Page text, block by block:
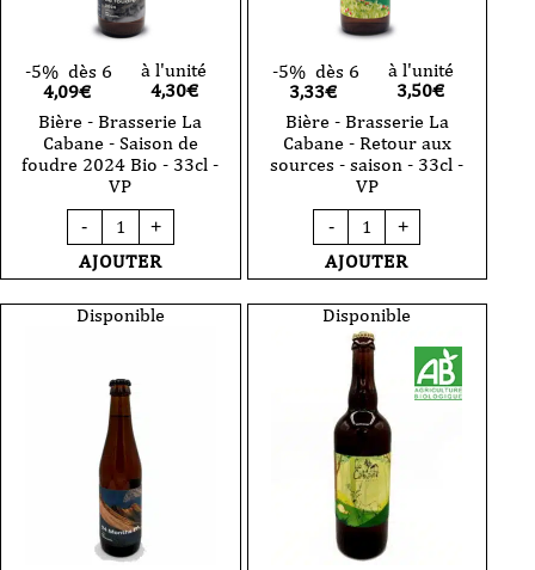
-
VP
-5% dès 6
4,09€
à l'unité
4,30€
Bière - Brasserie La
Cabane - Saison de
foudre 2024 Bio - 33cl -
VP
-
quantité
de
Bière
-
La
Cabane
de
foudre
2024
Bio
-
33cl
-
VP
+
AJOUTER
-5% dès 6
3,33€
à l'unité
3,50€
Bière - Brasserie La
Cabane - Retour aux
sources - saison - 33cl -
VP
-
quantité
de
Bière
-
La
Cabane
-
Retour
aux
sources
-
saison
-
33cl
-
VP
+
AJOUTER
Disponible Disponible